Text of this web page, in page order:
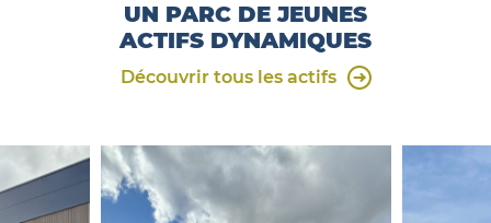
UN PARC DE JEUNES
ACTIFS DYNAMIQUES
Découvrir tous les actifs